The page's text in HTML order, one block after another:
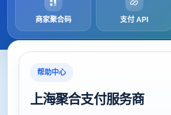
商家聚合码 支付 API
帮助中心
上海聚合支付服务商